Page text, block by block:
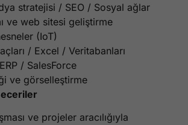
stratejisi / SEO / Sosyal ağlar
ve web sitesi geliştirme
(IoT)
/ Excel / Veritabanları
/ SalesForce
ve görselleştirme
ve projeler aracılığıyla